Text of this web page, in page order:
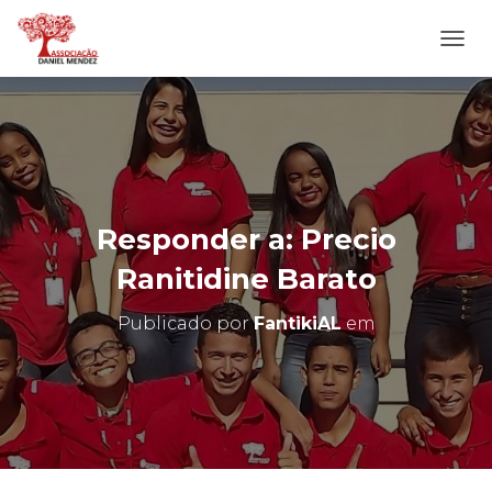
L
T
E
R
N
A
N
A
E
G
O
Responder a: Precio
Ranitidine Barato
Publicado porFantikiALem